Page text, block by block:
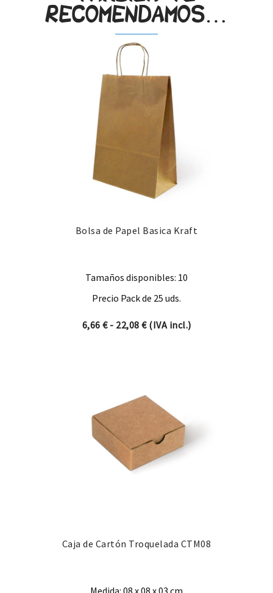
recomendamos…
Bolsa de Papel Basica Kraft
Tamaños disponibles: 10
Precio Pack de 25 uds.
6,66 € - 22,08 €Rango de precios: desde
(IVA incl.)
Caja de Cartón Troquelada CTM08